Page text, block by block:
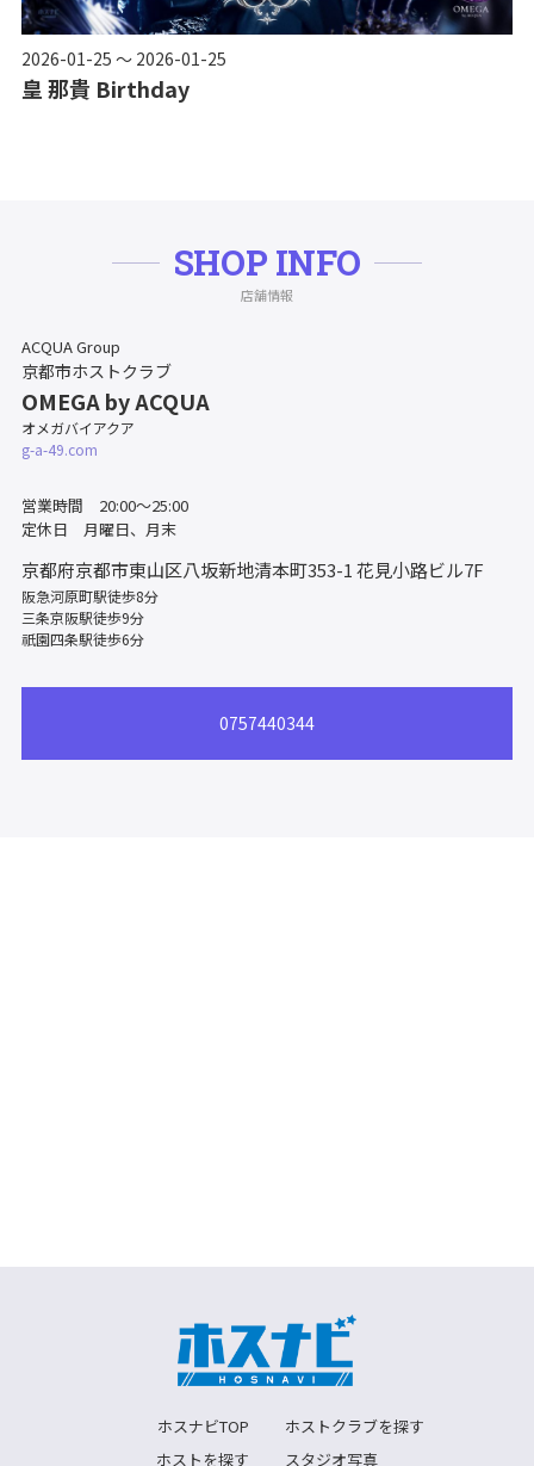
2026-01-25 ～ 2026-01-25
皇 那貴 Birthday
SHOP INFO
店舗情報
ACQUA Group
京都市ホストクラブ
OMEGA by ACQUA
オメガバイアクア
g-a-49.com
営業時間 20:00～25:00
定休日 月曜日、月末
京都府京都市東山区八坂新地清本町353-1 花見小路ビル7F
阪急河原町駅徒歩8分
三条京阪駅徒歩9分
祇園四条駅徒歩6分
0757440344
ホスナビTOP
ホストクラブを探す
ホストを探す
スタジオ写真